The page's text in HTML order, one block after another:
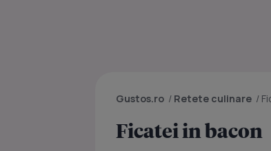
Gustos.ro / Retete culinare /
Ficatei in bacon